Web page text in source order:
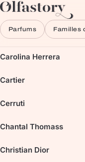
Aller au contenu
Parfums Familles
Carolina Herrera
Cartier
Cerruti
Chantal Thomass
Christian Dior